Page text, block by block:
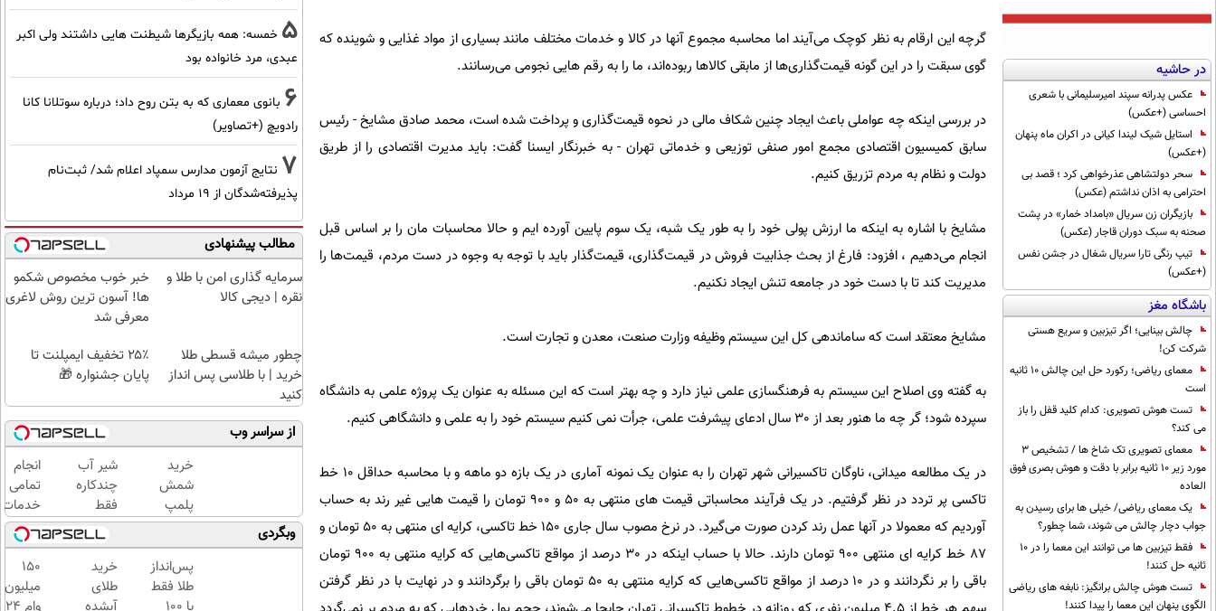
در حاشیه
عکس پدرانه سپند امیرسلیمانی با شعری
احساسی (+عکس)
استایل شیک لیندا کیانی در اکران ماه پنهان
(+عکس)
سحر دولتشاهی عذرخواهی کرد ؛ قصد بی
احترامی به اذان نداشتم (عکس)
بازیگران زن سریال «بامداد خمار» در پشت
صحنه به سبک دوران قاجار (عکس)
تیپ رنگی تارا سریال شغال در جشن نفس
(+عکس)
باشگاه مغز
چالش بینایی؛ اگر تیزبین و سریع هستی
شرکت کن!
معمای ریاضی؛ رکورد حل این چالش 10 ثانیه
است
تست هوش تصویری: کدام کلید قفل را باز
می کند؟
معمای تصویری تک شاخ ها / تشخیص 3
مورد زیر 10 ثانیه برابر با دقت و هوش بصری فوق
العاده
یک معمای ریاضی/ خیلی ها برای رسیدن به
جواب دچار چالش می شوند، شما چطور؟
فقط تیزبین ها می توانند این معما را در 10
ثانیه حل کنند!
تست هوش چالش برانگیز: نابغه های ریاضی
الگوی پنهان این معما را پیدا کنند!
گرچه این ارقام به نظر کوچک می‌آیند اما محاسبه مجموع آنها در کالا و خدمات مختلف مانند بسیاری از مواد غذایی و شوینده که
گوی سبقت را در این گونه قیمت‌گذاری‌ها از مابقی کالاها ربوده‌اند، ما را به رقم هایی نجومی می‌رسانند.
در بررسی اینکه چه عواملی باعث ایجاد چنین شکاف مالی در نحوه قیمت‌گذاری و پرداخت شده‌ است، محمد صادق مشایخ - رئیس
سابق کمیسیون اقتصادی مجمع امور صنفی توزیعی و خدماتی تهران - به خبرنگار ایسنا گفت: باید مدیرت اقتصادی را از طریق
دولت و نظام به مردم تزریق کنیم.
مشایخ با اشاره به اینکه ما ارزش پولی خود را به طور یک شبه، یک سوم پایین آورده ایم و حالا محاسبات مان را بر اساس قبل
انجام می‌دهیم ، افزود: فارغ از بحث جذابیت فروش در قیمت‌گذاری، قیمت‌گذار باید با توجه به وجوه در دست مردم، قیمت‌ها را
مدیریت کند تا با دست خود در جامعه تنش ایجاد نکنیم.
مشایخ معتقد است که ساماندهی کل این سیستم وظیفه وزارت صنعت، معدن و تجارت است.
به گفته وی اصلاح این سیستم به فرهنگسازی علمی نیاز دارد و چه بهتر است که این مسئله به عنوان یک پروژه علمی به دانشگاه
سپرده شود؛ گر چه ما هنور بعد از 30 سال ادعای پیشرفت علمی، جرأت نمی کنیم سیستم خود را به علمی و دانشگاهی کنیم.
در یک مطالعه میدانی، ناوگان تاکسیرانی شهر تهران را به عنوان یک نمونه آماری در یک بازه دو ماهه و با محاسبه حداقل 10 خط
تاکسی پر تردد در نظر گرفتیم. در یک فرآیند محاسباتی قیمت های منتهی به 50 و 900 تومان را قیمت هایی غیر رند به حساب
آوردیم که معمولا در آنها عمل رند کردن صورت می‌گیرد. در نرخ مصوب سال جاری 150 خط تاکسی، کرایه ای منتهی به 50 تومان و
87 خط کرایه ای منتهی 900 تومان دارند. حالا با حساب اینکه در 30 درصد از مواقع تاکسی‌هایی که کرایه منتهی به 900 تومان
باقی را بر نگردانند و در 10 درصد از مواقع تاکسی‌هایی که کرایه منتهی به 50 تومان باقی را برگردانند و در نهایت با در نظر گرفتن
5 خمسه: همه بازیگرها شیطنت هایی داشتند ولی اکبر
عبدی، مرد خانواده بود
6 بانوی معماری که به بتن روح داد؛ درباره سوتلانا کانا
رادویچ (+تصاویر)
7 نتایج آزمون مدارس سمپاد اعلام شد/ ثبت‌نام
پذیرفته‌شدگان از ۱۹ مرداد
مطالب پیشنهادی
سرمایه گذاری امن با طلا و
نقره | دیجی کالا
خبر خوب مخصوص شکمو
ها! آسون ترین روش لاغری
معرفی شد
چطور میشه قسطی طلا
خرید | با طلاسی پس انداز
کنید
۲۵٪ تخفیف ایمپلنت تا
پایان جشنواره 🎁
از سراسر وب
خرید
شمش
پلمپ
طلاسی،
از ۰.۵
گرم تا
۱۰ گرم
شیر آب
چندکاره
فقط
1,399,000
تومان
انجام
تمامی
خدمات
در محل
با یدک
دات
وبگردی
پس‌انداز
طلا فقط
با ۱۰۰
خرید
طلای
آبشده
150
میلیون
وام 24